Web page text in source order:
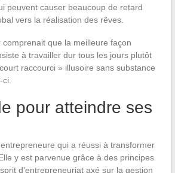
peuvent causer beaucoup de retard
vers la réalisation des rêves.
que la meilleure façon
à travailler dur tous les jours plutôt
raccourci » illusoire sans substance
pour atteindre ses
qui a réussi à transformer
y est parvenue grâce à des principes
d’entrepreneuriat axé sur la gestion